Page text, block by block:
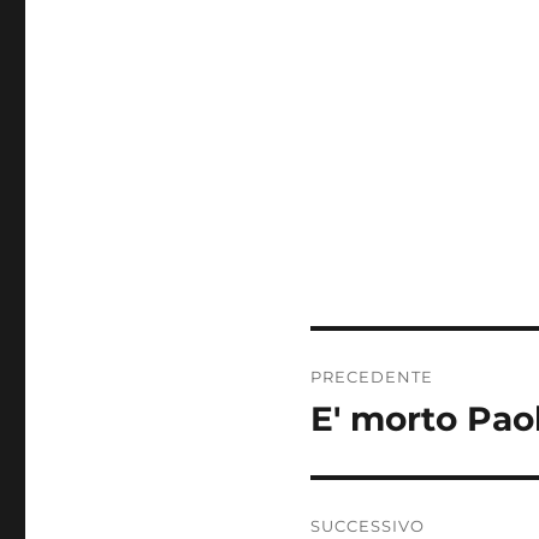
articoli
PRECEDENTE
Articolo
E' morto
SUCCESSIVO